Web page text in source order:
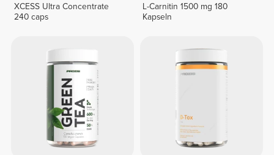
XCESS Ultra Concentrate
240 caps
L-Carnitin 1500 mg 180
Kapseln